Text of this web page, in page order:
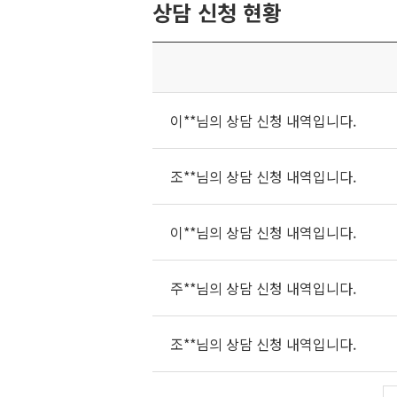
상담 신청 현황
이**님의 상담 신청 내역입니다.
조**님의 상담 신청 내역입니다.
이**님의 상담 신청 내역입니다.
주**님의 상담 신청 내역입니다.
조**님의 상담 신청 내역입니다.